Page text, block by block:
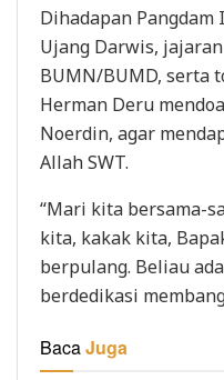
Dihadapan
Ujang Darwis,
BUMN/BUMD, serta
Herman Deru
Noerdin, agar
Allah SWT.
“Mari kita bersama-
kita, kakak kita,
berpulang. Beliau
berdedikasi
BacaJuga